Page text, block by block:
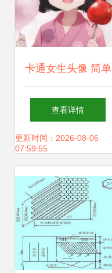
卡通女生头像 简单
干净的清新之美
查看详情
更新时间：2026-08-06
07:59:55